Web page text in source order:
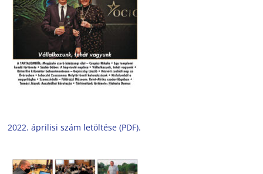
2022. áprilisi szám letöltése (PDF).